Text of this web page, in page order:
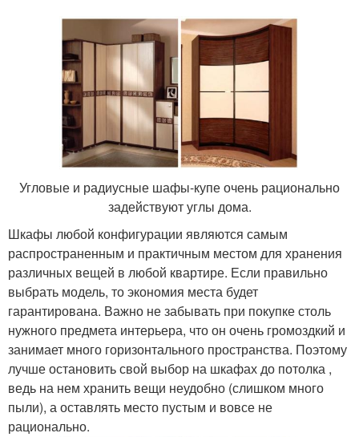
Угловые и радиусные шафы-купе очень рационально
задействуют углы дома.
Шкафы любой конфигурации являются самым
распространенным и практичным местом для хранения
различных вещей в любой квартире. Если правильно
выбрать модель, то экономия места будет
гарантирована. Важно не забывать при покупке столь
нужного предмета интерьера, что он очень громоздкий и
занимает много горизонтального пространства. Поэтому
лучше остановить свой выбор на шкафах до потолка ,
ведь на нем хранить вещи неудобно (слишком много
пыли), а оставлять место пустым и вовсе не
рационально.